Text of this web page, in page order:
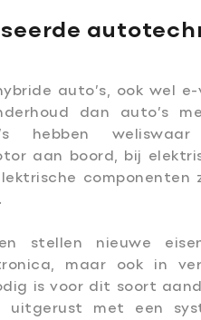
auto’s, ook wel
dan auto’s
hebben
aan boord, bij
componenten
stellen nieuwe
maar ook in
is voor dit soort
uitgerust met een